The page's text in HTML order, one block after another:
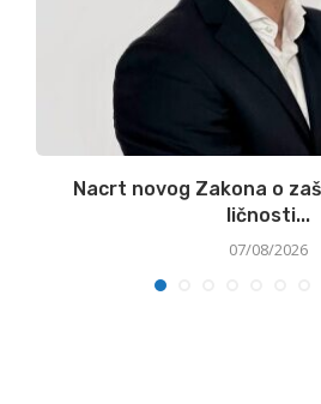
Nacrt novog Zakona o
ličnosti...
07/08/2026